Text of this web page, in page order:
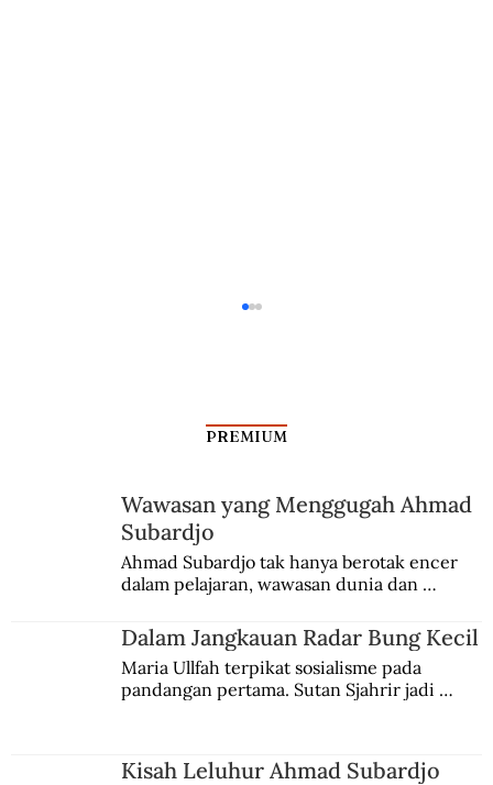
Kiprah Toni Pogacnik, Pelatih Timnas
Indonesia Asal Kroasia
PREMIUM
Wawasan yang Menggugah Ahmad
Subardjo
Ahmad Subardjo tak hanya berotak encer
dalam pelajaran, wawasan dunia dan
Jules Verne, Multatuli, hingga Sun Yat-sen.
Dalam Jangkauan Radar Bung Kecil
Maria Ullfah terpikat sosialisme pada
pandangan pertama. Sutan Sjahrir jadi
Kisah Leluhur Ahmad Subardjo